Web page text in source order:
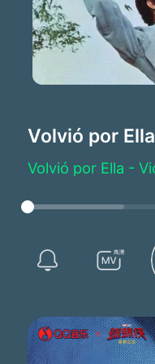
Volvió por Ella